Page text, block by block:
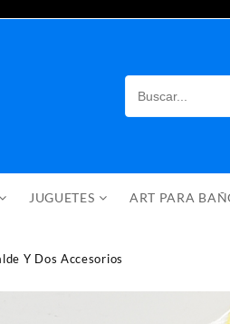
JUGUETES ART PARA
Y Dos Accesorios